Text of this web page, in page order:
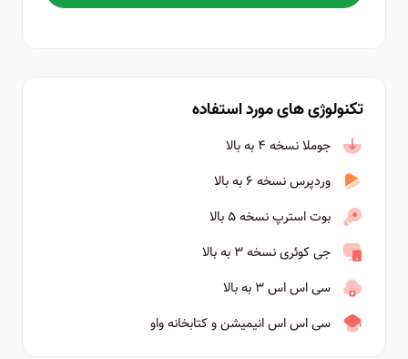
تکنولوژی های مورد استفاده
جوملا نسخه ۴ به بالا
وردپرس نسخه ۶ به بالا
بوت استرپ نسخه ۵ بالا
جی کوئری نسخه ۳ به بالا
سی اس اس ۳ به بالا
سی اس اس انیمیشن و کتابخانه واو